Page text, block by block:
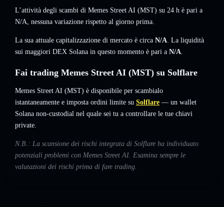
L’attività degli scambi di Memes Street AI (MST) su 24 h è pari a
N/A, nessuna variazione rispetto al giorno prima.
La sua attuale capitalizzazione di mercato è circa N/A. La liquidità
sui maggiori DEX Solana in questo momento è pari a N/A.
Fai trading Memes Street AI (MST) su Solflare
Memes Street AI (MST) è disponibile per scambialo
istantaneamente e imposta ordini limite su Solflare — un wallet
Solana non-custodial nel quale sei tu a controllare le tue chiavi
private.
N.B.: La scansione dei rischi integrata di Solflare ha individuato
potenziali problemi con Memes Street AI. Esamina sempre le
valutazioni dei rischi prima di fare trading.